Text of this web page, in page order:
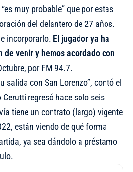
muy probable” que por estas
del delantero de 27 años.
incorporarlo. El jugador ya ha
de venir y hemos acordado con
por FM 94.7.
salida con San Lorenzo”, contó el
regresó hace solo seis
tiene un contrato (largo) vigente
están viendo de qué forma
ya sea dándolo a préstamo